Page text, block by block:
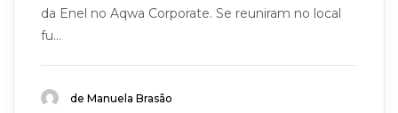
da Enel no Aqwa Corporate. Se reuniram no local
fu...
de Manuela Brasão